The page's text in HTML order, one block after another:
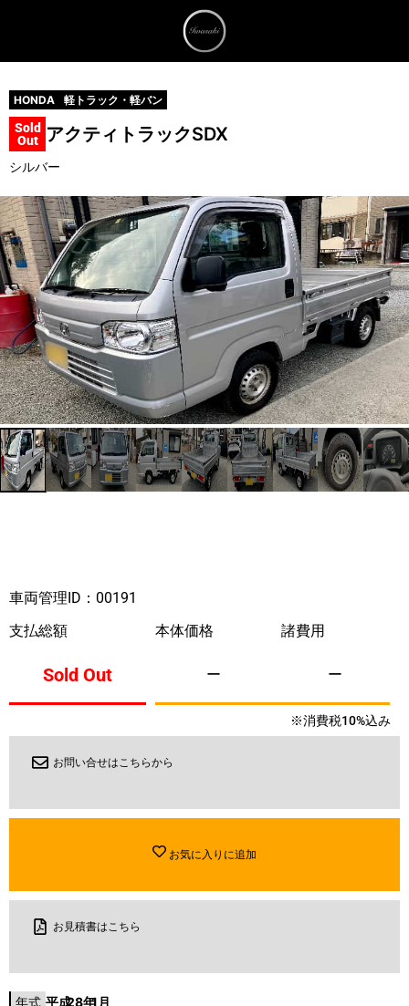
HONDA 軽トラック・軽バン
Sold
Out
アクティトラックSDX
シルバー
車両管理ID：00191
支払総額
Sold Out
本体価格
ー
諸費用
ー
※消費税10%込み
お問い合せはこちらから
お気に入りに追加
お見積書はこちら
年式 平成28年1月